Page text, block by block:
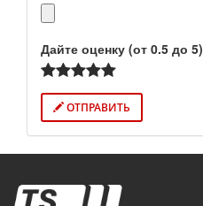
Дайте оценку (от 0.5 до 5)
ОТПРАВИТЬ